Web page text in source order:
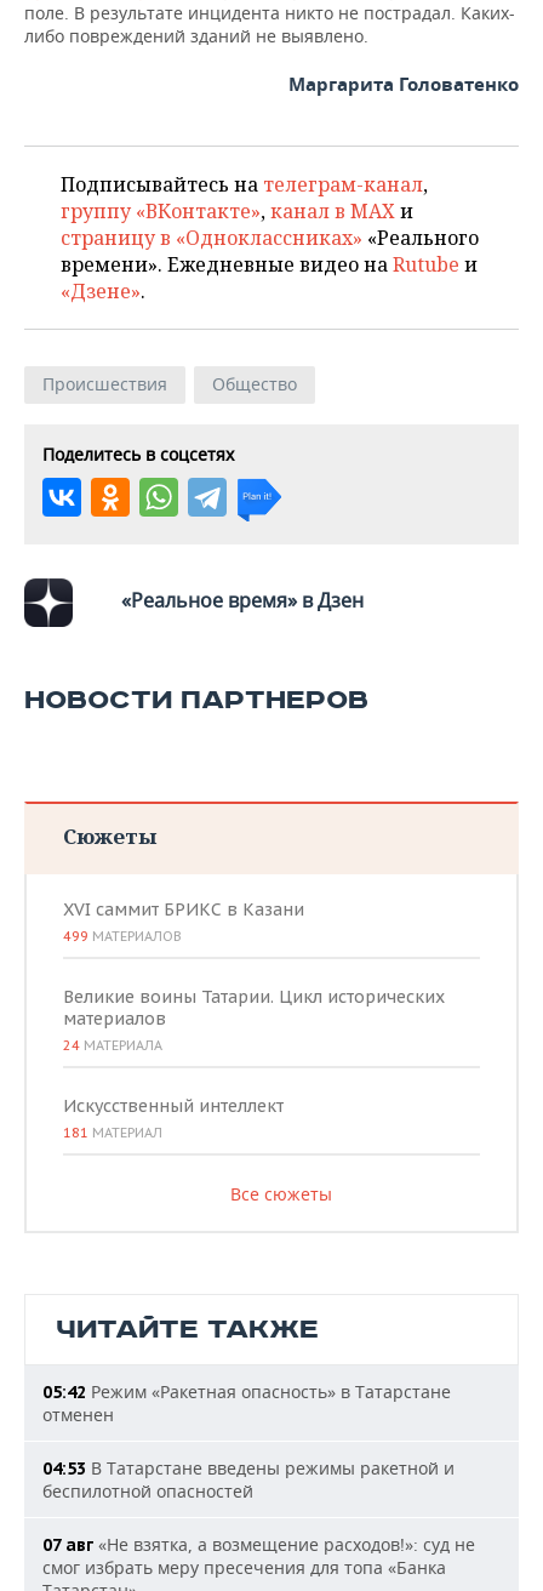
ONLINE-КОНФЕРЕНЦИИ
ХОККЕЙ
КИБЕРСПОРТ
ФИГУРНОЕ КАТАНИЕ
ВОДНЫЕ ВИДЫ СПОРТА
ВЛАСТЬ
КУЛЬТУРА
МЕДИЦИНА
ОБРАЗОВАНИЕ
СЮЖЕТЫ
СПИСОК КОМПАНИЙ
поле. В результате инцидента никто не пострадал. Каких-
либо повреждений зданий не выявлено.
Маргарита Головатенко
Подписывайтесь на телеграм-канал,
группу «ВКонтакте»,канал в MAXи
страницу в «Одноклассниках» «Реального
времени». Ежедневные видео наRutube и
«Дзене».
Происшествия Общество
Поделитесь в соцсетях
«Реальное время» в Дзен
НОВОСТИ ПАРТНЕРОВ
Сюжеты
XVI саммит БРИКС в Казани
499 МАТЕРИАЛОВ
Великие воины Татарии. Цикл исторических
материалов
24 МАТЕРИАЛА
Искусственный интеллект
181 МАТЕРИАЛ
Все сюжеты
ЧИТАЙТЕ ТАКЖЕ
05:42 Режим «Ракетная опасность» в Татарстане
отменен
04:53 В Татарстане введены режимы ракетной и
беспилотной опасностей
07 авг «Не взятка, а возмещение расходов!»: суд не
смог избрать меру пресечения для топа «Банка